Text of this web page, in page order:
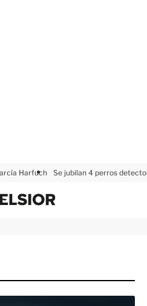
Harfuch Se jubilan 4 perros
x
r